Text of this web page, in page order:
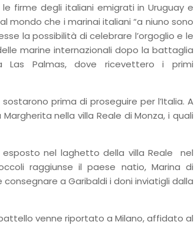
firme degli italiani emigrati in Uruguay e
mondo che i marinai italiani “a niuno sono
la possibilità di celebrare l’orgoglio e le
marine internazionali dopo la battaglia
Palmas, dove ricevettero i primi
prima di proseguire per l’Italia. A
nella villa Reale di Monza, i quali
nel laghetto della villa Reale nel
raggiunse il paese natio, Marina di
a Garibaldi i doni inviatigli dalla
venne riportato a Milano, affidato al